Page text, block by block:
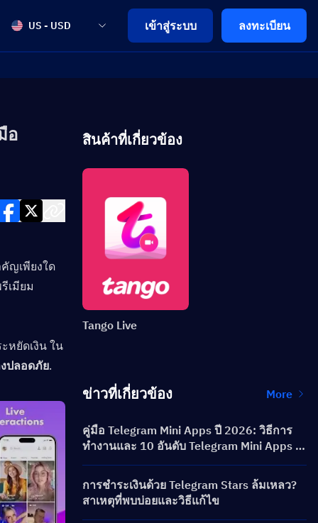
US - USD เข้าสู่ระบบ ลงทะเบียน
อ
ญเพียงใด
เมียม
หยัดเงิน ใน
ปลอดภัย.
สินค้าที่เกี่ยวข้อง
Tango Live
ข่าวที่เกี่ยวข้อง More
คู่มือ Telegram Mini Apps ปี 2026: วิธีการ
ทำงานและ 10 อันดับ Telegram Mini Apps ที่
ได้รับความนิยมสูงสุด
การชำระเงินด้วย Telegram Stars ล้มเหลว?
สาเหตุที่พบบ่อยและวิธีแก้ไข